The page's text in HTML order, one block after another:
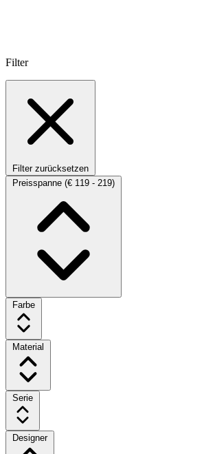
Filter
Filter zurücksetzen
Preisspanne (€ 119 - 219)
Farbe
Material
Serie
Designer